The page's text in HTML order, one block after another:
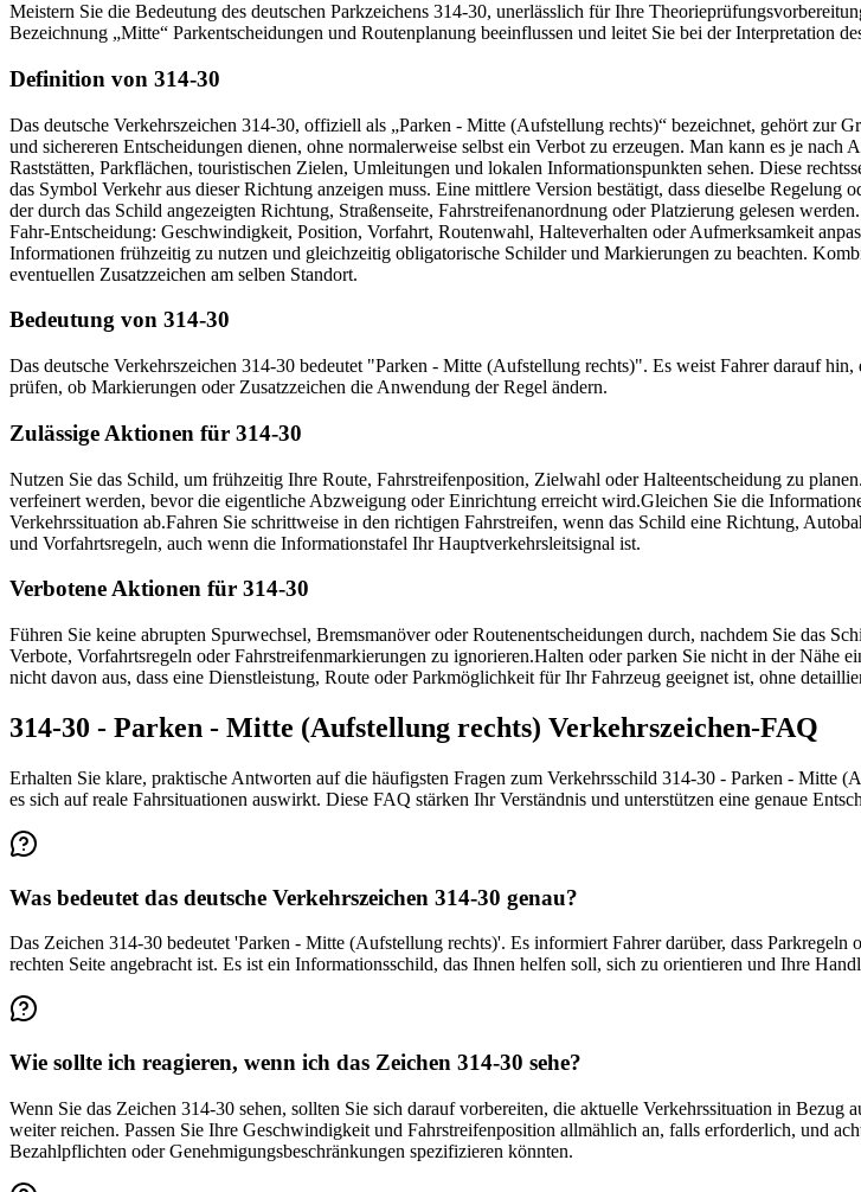
Meistern Sie die Bedeutung des deutschen Parkzeichens 314-30, unerlässlich für Ihre
Bezeichnung „Mitte“ Parkentscheidungen und Routenplanung beeinflussen und leitet Sie bei der Interpretation
Definition von 314-30
Das deutsche Verkehrszeichen 314-30, offiziell als „Parken - Mitte (Aufstellung rechts)“ bezeichnet, gehört
und sichereren Entscheidungen dienen, ohne normalerweise selbst ein Verbot zu erzeugen. Man kann es je
Raststätten, Parkflächen, touristischen Zielen, Umleitungen und lokalen Informationspunkten sehen. Diese
das Symbol Verkehr aus dieser Richtung anzeigen muss. Eine mittlere Version bestätigt, dass dieselbe
der durch das Schild angezeigten Richtung, Straßenseite, Fahrstreifenanordnung oder Platzierung gelesen
Fahr-Entscheidung: Geschwindigkeit, Position, Vorfahrt, Routenwahl, Halteverhalten oder Aufmerksamkeit
Informationen frühzeitig zu nutzen und gleichzeitig obligatorische Schilder und Markierungen zu beachten.
eventuellen Zusatzzeichen am selben Standort.
Bedeutung von 314-30
Das deutsche Verkehrszeichen 314-30 bedeutet "Parken - Mitte (Aufstellung rechts)". Es weist Fahrer darauf
prüfen, ob Markierungen oder Zusatzzeichen die Anwendung der Regel ändern.
Zulässige Aktionen für 314-30
Nutzen Sie das Schild, um frühzeitig Ihre Route, Fahrstreifenposition, Zielwahl oder Halteentscheidung zu planen.
verfeinert werden, bevor die eigentliche Abzweigung oder Einrichtung erreicht wird.Gleichen Sie die
Verkehrssituation ab.Fahren Sie schrittweise in den richtigen Fahrstreifen, wenn das Schild eine Richtung,
und Vorfahrtsregeln, auch wenn die Informationstafel Ihr Hauptverkehrsleitsignal ist.
Verbotene Aktionen für 314-30
Führen Sie keine abrupten Spurwechsel, Bremsmanöver oder Routenentscheidungen durch, nachdem Sie das
Verbote, Vorfahrtsregeln oder Fahrstreifenmarkierungen zu ignorieren.Halten oder parken Sie nicht in der Nähe
nicht davon aus, dass eine Dienstleistung, Route oder Parkmöglichkeit für Ihr Fahrzeug geeignet ist, ohne
314-30 - Parken - Mitte (Aufstellung rechts) Verkehrszeichen-FAQ
Erhalten Sie klare, praktische Antworten auf die häufigsten Fragen zum Verkehrsschild 314-30 - Parken -
es sich auf reale Fahrsituationen auswirkt. Diese FAQ stärken Ihr Verständnis und unterstützen eine genaue
Was bedeutet das deutsche Verkehrszeichen 314-30 genau?
Das Zeichen 314-30 bedeutet 'Parken - Mitte (Aufstellung rechts)'. Es informiert Fahrer darüber, dass
rechten Seite angebracht ist. Es ist ein Informationsschild, das Ihnen helfen soll, sich zu orientieren und Ihre
Wie sollte ich reagieren, wenn ich das Zeichen 314-30 sehe?
Wenn Sie das Zeichen 314-30 sehen, sollten Sie sich darauf vorbereiten, die aktuelle Verkehrssituation in Bezug
weiter reichen. Passen Sie Ihre Geschwindigkeit und Fahrstreifenposition allmählich an, falls erforderlich, und
Bezahlpflichten oder Genehmigungsbeschränkungen spezifizieren könnten.